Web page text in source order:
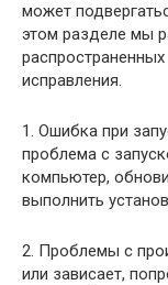
может
этом разделе мы
исправления.
1. Ошибка при
проблема с
компьютер,
выполнить
2. Проблемы с
или зависает,